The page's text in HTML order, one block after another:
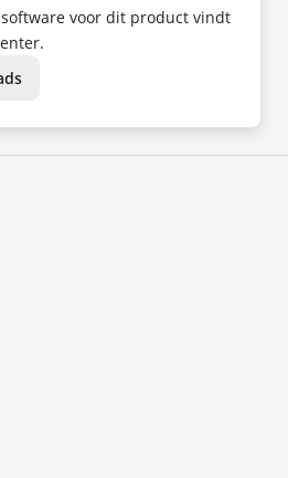
voor dit product vindt